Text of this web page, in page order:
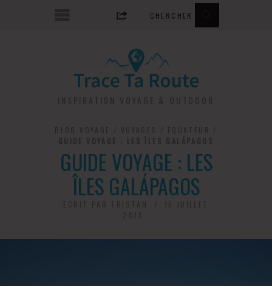
GUIDE VOYAGE : LES
ÎLES GALÁPAGOS